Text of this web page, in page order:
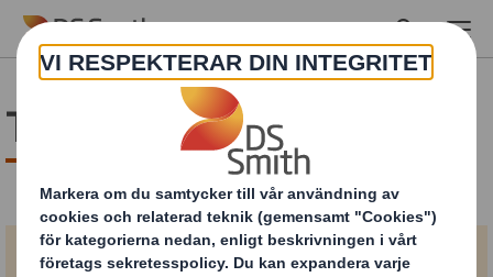
Skip to main content
Tack och välkommen!